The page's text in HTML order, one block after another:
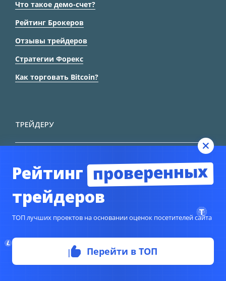
Что такое демо-счет?
Рейтинг Брокеров
Отзывы трейдеров
Стратегии Форекс
Как торговать Bitcoin?
ТРЕЙДЕРУ
Графики Форекс
Словарь трейдера
Форекс паттерны
Индикатор позиций
Рейтинг проверенных
трейдеров
ТОП лучших проектов на основании оценок посетителей сайта
Перейти в ТОП